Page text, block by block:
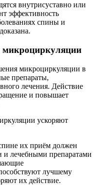
внутрисуставно или
эффективность
спины и
микроциркуляции в
препараты,
лечения. Действие
и повышает
ускоряют
их приём должен
и лечебными препаратами
лучшему
их действие.